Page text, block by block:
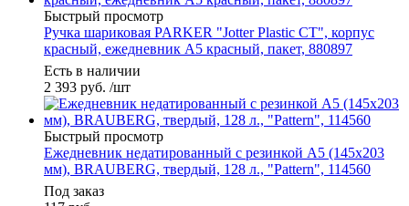
Быстрый просмотр
Ручка шариковая PARKER "Jotter Plastic CT", корпус
красный, ежедневник А5 красный, пакет, 880897
Есть в наличии
2 393 руб. /шт
Быстрый просмотр
Ежедневник недатированный с резинкой А5 (145х203
мм), BRAUBERG, твердый, 128 л., "Pattern", 114560
Под заказ